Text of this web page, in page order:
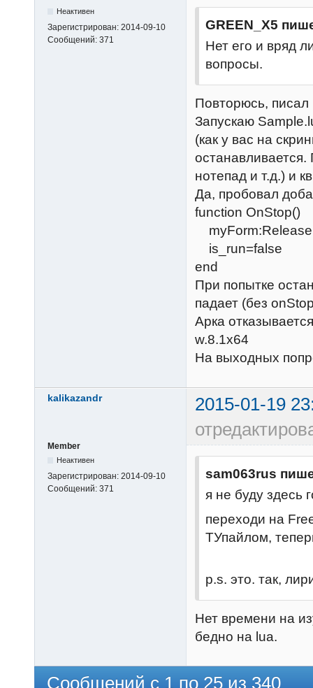
Неактивен
Зарегистрирован: 2014-09-10
Сообщений: 371
GREEN_X5
Нет его и вряд
вопросы.
Повторюсь, писал
Запускаю
(как у вас на
нотепад и т.д.) и
Да, пробовал
function OnStop()
is_run=false
end
При попытке
падает (без
Арка
w.8.1x64
На выходных
kalikazandr
2015-01-19
Member
Неактивен
Зарегистрирован: 2014-09-10
Сообщений: 371
sam063rus
я не буду здесь
переходи на
ТУпайлом,
p.s. это. так,
Нет времени на
бедно на lua.
Сообщений с 1 по 25 из 340